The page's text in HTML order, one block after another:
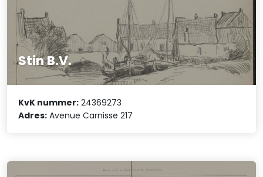
Stin B.V.
KvK nummer: 24369273
Adres: Avenue Carnisse 217